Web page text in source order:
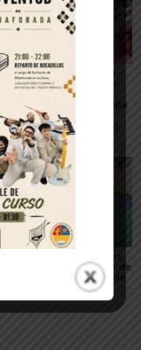
El SDR Arenas supera
con éxito el gran reto
organizativo del
Campeonato de España
de Triatlón de Edad
Escolar y del XXV Reto
del...
Tres judocas navarros
del Gimnasio Shogun de
Fitero, en el campus de
judo de Llanes